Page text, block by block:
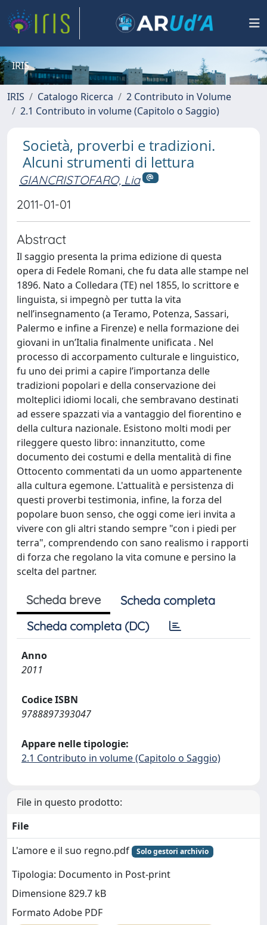
IRIS
IRIS Catalogo Ricerca
2 Contributo in Volume
2.1 Contributo in volume (Capitolo o Saggio)
Società, proverbi e tradizioni.
Alcuni strumenti di lettura
GIANCRISTOFARO, Lia
2011-01-01
Abstract
Il saggio presenta la prima edizione di questa
opera di Fedele Romani, che fu data alle stampe nel
1896. Nato a Colledara (TE) nel 1855, lo scrittore e
linguista, si impegnò per tutta la vita
nell’insegnamento (a Teramo, Potenza, Sassari,
Palermo e infine a Firenze) e nella formazione dei
giovani in un’Italia finalmente unificata . Nel
processo di accorpamento culturale e linguistico,
fu uno dei primi a capire l’importanza delle
tradizioni popolari e della conservazione dei
molteplici idiomi locali, che sembravano destinati
ad essere spazzati via a vantaggio del fiorentino e
della cultura nazionale. Esistono molti modi per
rileggere questo libro: innanzitutto, come
documento dei costumi e della mentalità di fine
Ottocento commentati da un uomo appartenente
alla cultura egemone. L'attualità e persistenza di
questi proverbi testimonia, infine, la forza del
popolare buon senso, che oggi come ieri invita a
vivere con gli altri stando sempre "con i piedi per
terra", comprendendo con sano realismo i rapporti
di forza che regolano la vita comune e persino la
scelta del partner.
Scheda breve
Scheda completa
Scheda completa (DC)
Anno
2011
Codice ISBN
9788897393047
Appare nelle tipologie:
2.1 Contributo in volume (Capitolo o Saggio)
File in questo prodotto:
File
L'amore e il suo regno.pdf
Solo gestori archivio
Tipologia: Documento in Post-print
Dimensione 829.7 kB
Formato Adobe PDF